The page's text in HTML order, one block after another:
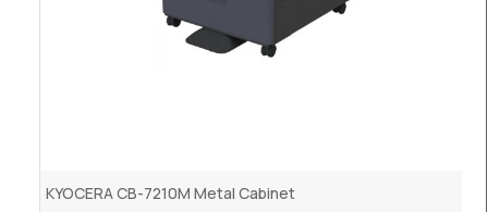
KYOCERA CB-7210M Metal Cabinet